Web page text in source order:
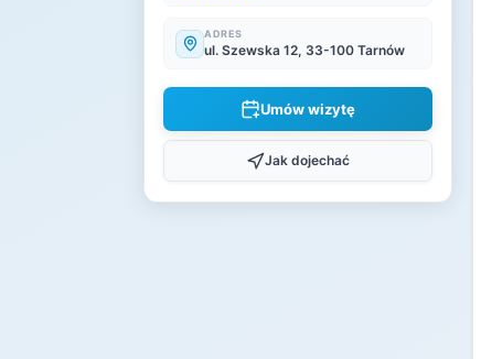
ADRES
ul. Szewska 12, 33-100 Tarnów
Umów wizytę
Jak dojechać